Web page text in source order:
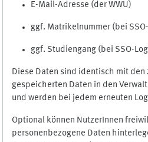
E-Mail-Adresse (der WWU)
ggf. Matrikelnummer (bei
ggf. Studiengang (bei SSO-
Diese Daten sind identisch mit den
gespeicherten Daten in den
und werden bei jedem erneuten
Optional können NutzerInnen
personenbezogene Daten